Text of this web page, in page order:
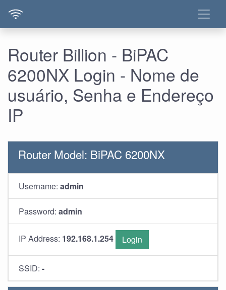
Router Billion - BiPAC
6200NX Login - Nome de
usuário, Senha e Endereço
IP
Router Model: BiPAC 6200NX
Username: admin
Password: admin
IP Address: 192.168.1.254 Login
SSID: -